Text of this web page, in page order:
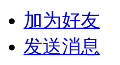
加为好友
发送消息